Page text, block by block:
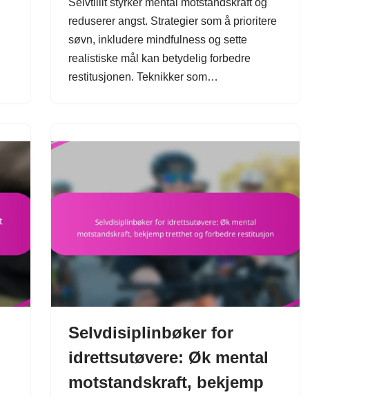
Selvtillit styrker mental motstandskraft og
reduserer angst. Strategier som å prioritere
søvn, inkludere mindfulness og sette
realistiske mål kan betydelig forbedre
restitusjonen. Teknikker som…
Selvdisiplinbøker for
idrettsutøvere: Øk mental
motstandskraft, bekjemp